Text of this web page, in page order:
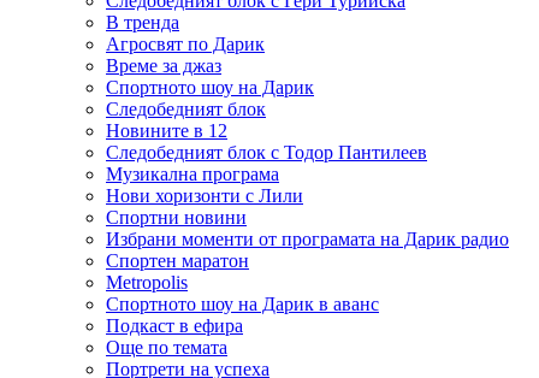
В тренда
Агросвят по Дарик
Време за джаз
Спортното шоу на Дарик
Следобедният блок
Новините в 12
Следобедният блок с Тодор Пантилеев
Музикална програма
Нови хоризонти с Лили
Спортни новини
Избрани моменти от програмата на Дарик радио
Спортен маратон
Metropolis
Спортното шоу на Дарик в аванс
Подкаст в ефира
Още по темата
Портрети на успеха